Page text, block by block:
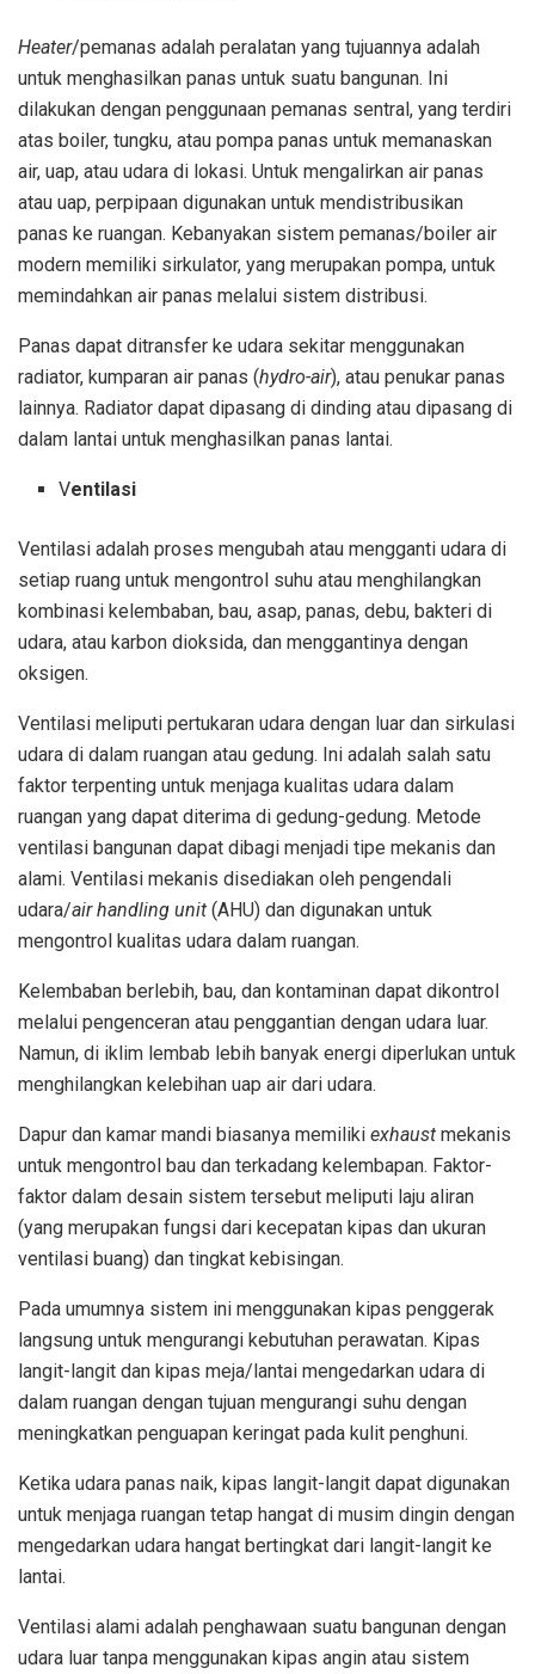
Heater/pemanas adalah peralatan yang tujuannya adalah
untuk menghasilkan panas untuk suatu bangunan. Ini
dilakukan dengan penggunaan pemanas sentral, yang terdiri
atas boiler, tungku, atau pompa panas untuk memanaskan
air, uap, atau udara di lokasi. Untuk mengalirkan air panas
atau uap, perpipaan digunakan untuk mendistribusikan
panas ke ruangan. Kebanyakan sistem pemanas/boiler air
modern memiliki sirkulator, yang merupakan pompa, untuk
memindahkan air panas melalui sistem distribusi.
Panas dapat ditransfer ke udara sekitar menggunakan
radiator, kumparan air panas (hydro-air), atau penukar panas
lainnya. Radiator dapat dipasang di dinding atau dipasang di
dalam lantai untuk menghasilkan panas lantai.
Ventilasi
Ventilasi adalah proses mengubah atau mengganti udara di
setiap ruang untuk mengontrol suhu atau menghilangkan
kombinasi kelembaban, bau, asap, panas, debu, bakteri di
udara, atau karbon dioksida, dan menggantinya dengan
oksigen.
Ventilasi meliputi pertukaran udara dengan luar dan sirkulasi
udara di dalam ruangan atau gedung. Ini adalah salah satu
faktor terpenting untuk menjaga kualitas udara dalam
ruangan yang dapat diterima di gedung-gedung. Metode
ventilasi bangunan dapat dibagi menjadi tipe mekanis dan
alami. Ventilasi mekanis disediakan oleh pengendali
udara/air handling unit (AHU) dan digunakan untuk
mengontrol kualitas udara dalam ruangan.
Kelembaban berlebih, bau, dan kontaminan dapat dikontrol
melalui pengenceran atau penggantian dengan udara luar.
Namun, di iklim lembab lebih banyak energi diperlukan untuk
menghilangkan kelebihan uap air dari udara.
Dapur dan kamar mandi biasanya memiliki exhaust mekanis
untuk mengontrol bau dan terkadang kelembapan. Faktor-
faktor dalam desain sistem tersebut meliputi laju aliran
(yang merupakan fungsi dari kecepatan kipas dan ukuran
ventilasi buang) dan tingkat kebisingan.
Pada umumnya sistem ini menggunakan kipas penggerak
langsung untuk mengurangi kebutuhan perawatan. Kipas
langit-langit dan kipas meja/lantai mengedarkan udara di
dalam ruangan dengan tujuan mengurangi suhu dengan
meningkatkan penguapan keringat pada kulit penghuni.
Ketika udara panas naik, kipas langit-langit dapat digunakan
untuk menjaga ruangan tetap hangat di musim dingin dengan
mengedarkan udara hangat bertingkat dari langit-langit ke
lantai.
Ventilasi alami adalah penghawaan suatu bangunan dengan
udara luar tanpa menggunakan kipas angin atau sistem